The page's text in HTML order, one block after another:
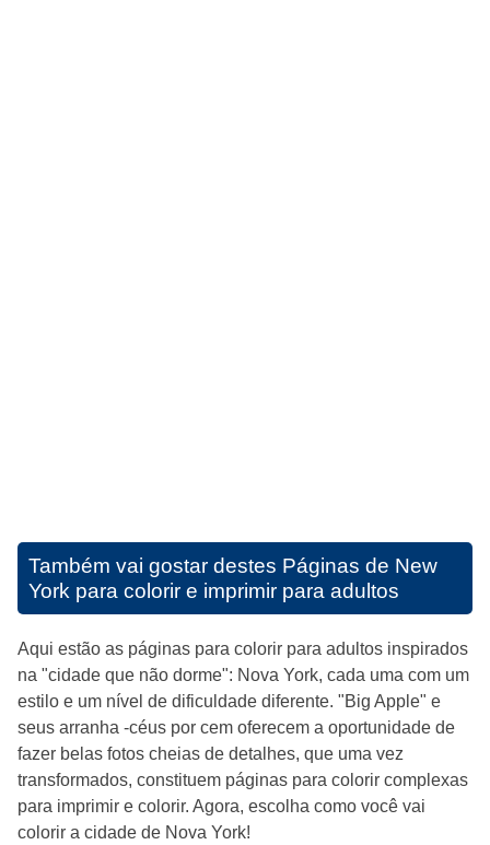
Também vai gostar destes Páginas de New
York para colorir e imprimir para adultos
Aqui estão as páginas para colorir para adultos inspirados
na "cidade que não dorme": Nova York, cada uma com um
estilo e um nível de dificuldade diferente. "Big Apple" e
seus arranha -céus por cem oferecem a oportunidade de
fazer belas fotos cheias de detalhes, que uma vez
transformados, constituem páginas para colorir complexas
para imprimir e colorir. Agora, escolha como você vai
colorir a cidade de Nova York!